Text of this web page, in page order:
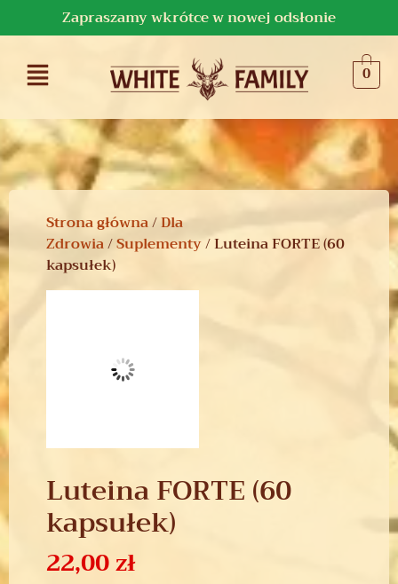
Zapraszamy wkrótce w nowej odsłonie
0
Strona główna/Dla
Zdrowia/Suplementy/ Luteina FORTE (60
kapsułek)
Luteina FORTE (60
kapsułek)
22,00zł